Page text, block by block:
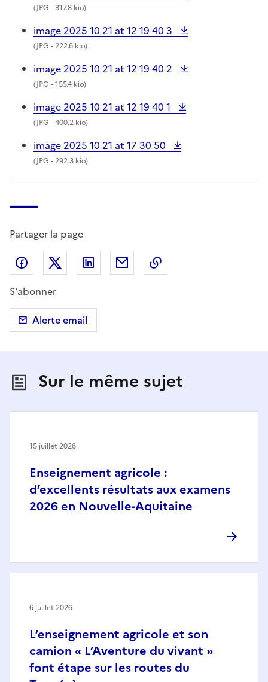
(JPG - 317.8 kio)
image 2025 10 21 at 12 19 40 3
(JPG - 222.6 kio)
image 2025 10 21 at 12 19 40 2
(JPG - 155.4 kio)
image 2025 10 21 at 12 19 40 1
(JPG - 400.2 kio)
image 2025 10 21 at 17 30 50
(JPG - 292.3 kio)
Partager la page
Partager sur Facebook
Partager sur X (anciennement Twitter)
Partager sur LinkedIn
Partager par email
S'abonner
Alerte email
Sur le même sujet
Enseignement agricole :
d’excellents résultats aux examens
2026 en Nouvelle-Aquitaine
15 juillet 2026
L’enseignement agricole et son
camion « L’Aventure du vivant »
font étape sur les routes du
6 juillet 2026